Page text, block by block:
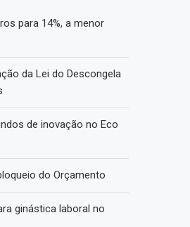
para 14%, a menor
da Lei do Descongela
de inovação no Eco
do Orçamento
ginástica laboral no